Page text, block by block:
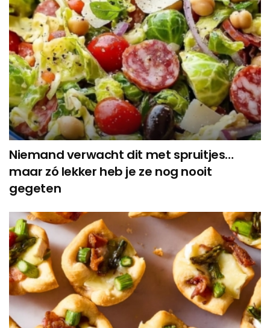
Niemand verwacht dit met spruitjes…
maar zó lekker heb je ze nog nooit
gegeten